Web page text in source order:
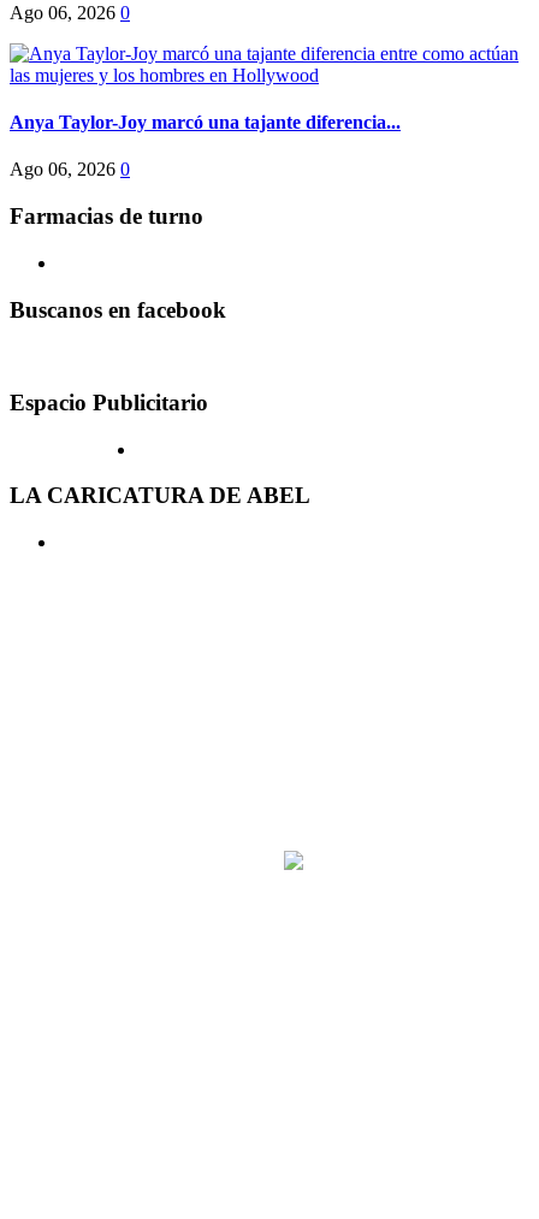
Ago 06, 2026 0
Anya Taylor-Joy marcó una tajante diferencia...
Ago 06, 2026 0
Farmacias de turno
Buscanos en facebook
Espacio Publicitario
LA CARICATURA DE ABEL